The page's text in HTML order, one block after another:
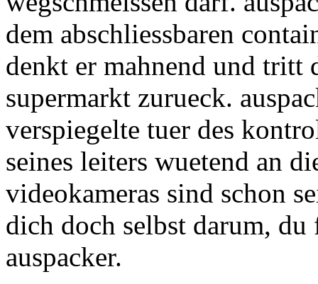
dem abschliessbaren
denkt er mahnend und tritt
supermarkt zurueck.
verspiegelte tuer des
seines leiters wuetend an
videokameras sind schon
dich doch selbst darum,
auspacker.